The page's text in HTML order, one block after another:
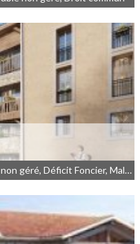
Droit commun, Denormandie, Meublé non géré, Déficit Foncier, Malraux